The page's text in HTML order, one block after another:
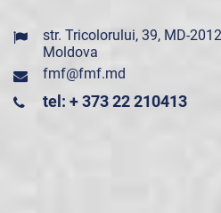
str. Tricolorului, 39, MD-
Moldova
fmf@fmf.md
tel: + 373 22 210413